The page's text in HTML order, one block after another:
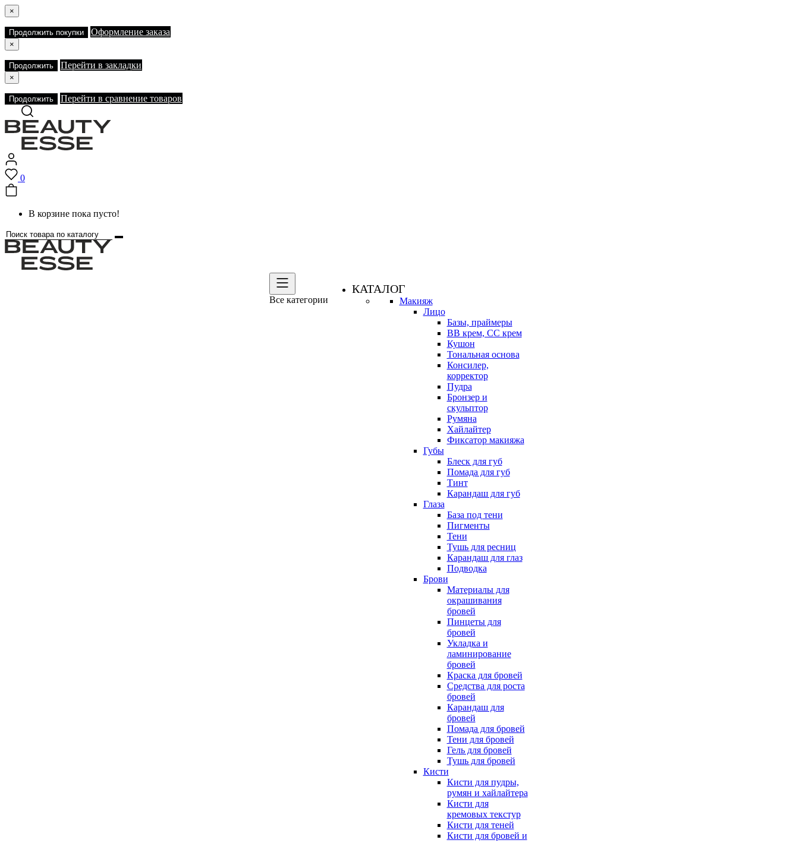
×
Продолжить покупки Оформление заказа
×
Продолжить Перейти в закладки
×
Продолжить Перейти в сравнение товаров
0
В корзине пока пусто!
Все категории
КАТАЛОГ
Макияж
Лицо
Базы, праймеры
BB крем, CC крем
Кушон
Тональная основа
Консилер,
корректор
Пудра
Бронзер и
скульптор
Румяна
Хайлайтер
Фиксатор макияжа
Губы
Блеск для губ
Помада для губ
Тинт
Карандаш для губ
Глаза
База под тени
Пигменты
Тени
Тушь для ресниц
Карандаш для глаз
Подводка
Брови
Материалы для
окрашивания
бровей
Пинцеты для
бровей
Укладка и
ламинирование
бровей
Краска для бровей
Средства для роста
бровей
Карандаш для
бровей
Помада для бровей
Тени для бровей
Гель для бровей
Тушь для бровей
Кисти
Кисти для пудры,
румян и хайлайтера
Кисти для
кремовых текстур
Кисти для теней
Кисти для бровей и